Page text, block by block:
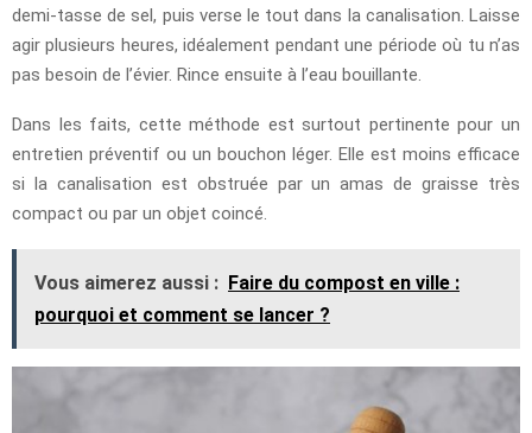
demi-tasse de sel, puis verse le tout dans la canalisation. Laisse
agir plusieurs heures, idéalement pendant une période où tu n’as
pas besoin de l’évier. Rince ensuite à l’eau bouillante.
Dans les faits, cette méthode est surtout pertinente pour un
entretien préventif ou un bouchon léger. Elle est moins efficace
si la canalisation est obstruée par un amas de graisse très
compact ou par un objet coincé.
Vous aimerez aussi : Faire du compost en ville :
pourquoi et comment se lancer ?